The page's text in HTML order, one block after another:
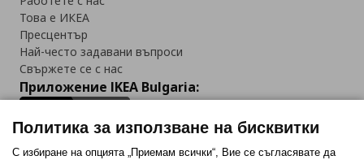
Това е ИКЕА
Пресцентър
Най-често задавани въпроси
Свържете се с нас
Приложение IKEA Bulgaria:
Политика за използване на бисквитки
С избиране на опцията „Приемам всички“, Вие се съгласявате да